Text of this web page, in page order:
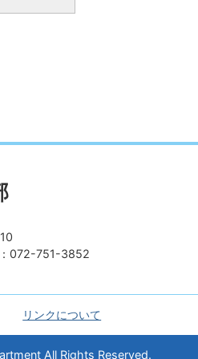
072-751-3852
リンクについて
All Rights Reserved.